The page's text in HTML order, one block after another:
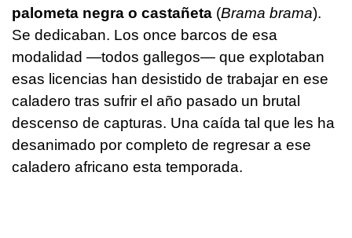
palometa negra o castañeta (Brama brama).
Se dedicaban. Los once barcos de esa
modalidad —todos gallegos— que explotaban
esas licencias han desistido de trabajar en ese
caladero tras sufrir el año pasado un brutal
descenso de capturas. Una caída tal que les ha
desanimado por completo de regresar a ese
caladero africano esta temporada.